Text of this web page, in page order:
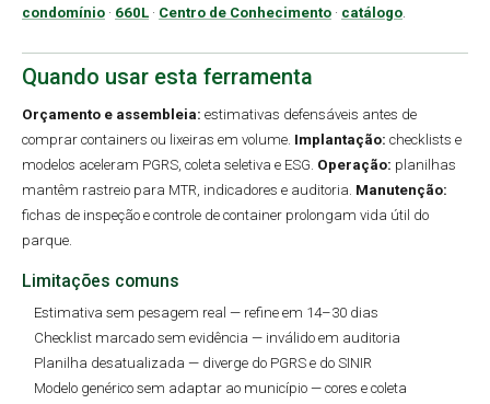
condomínio · 660L · Centro de Conhecimento · catálogo
Quando usar esta ferramenta
Orçamento e assembleia: estimativas defensáveis antes de
comprar containers ou lixeiras em volume. Implantação: checklists e
modelos aceleram PGRS, coleta seletiva e ESG. Operação: planilhas
mantêm rastreio para MTR, indicadores e auditoria. Manutenção:
fichas de inspeção e controle de container prolongam vida útil do
parque.
Limitações comuns
Estimativa sem pesagem real — refine em 14–30 dias
Checklist marcado sem evidência — inválido em auditoria
Planilha desatualizada — diverge do PGRS e do SINIR
Modelo genérico sem adaptar ao município — cores e coleta